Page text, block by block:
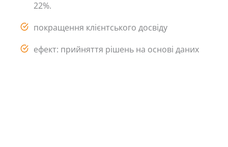
22%.
покращення клієнтського досвіду
ефект: прийняття рішень на основі даних